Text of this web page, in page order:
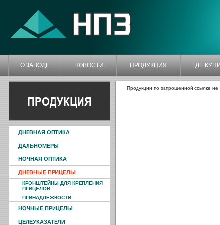
О ЗАВОДЕ НОВОСТИ ПРОДУКЦИЯ ГДЕ
ПРОДУКЦИЯ
ДНЕВНАЯ ОПТИКА
ДАЛЬНОМЕРЫ
НОЧНАЯ ОПТИКА
ДНЕВНЫЕ ПРИЦЕЛЫ
КРОНШТЕЙНЫ ДЛЯ КРЕПЛЕНИЯ
ПРИЦЕЛОВ
ПРИНАДЛЕЖНОСТИ
НОЧНЫЕ ПРИЦЕЛЫ
ЦЕЛЕУКАЗАТЕЛИ
Продукции по запрошенной ссылке